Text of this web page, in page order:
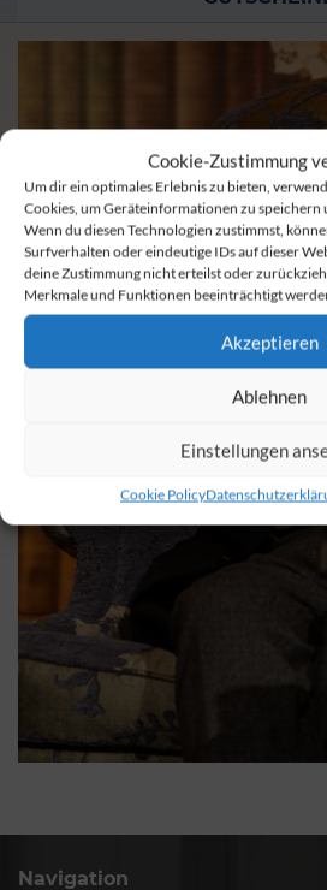
Cookie-Zustimmung
Um dir ein optimales Erlebnis zu bieten,
Cookies, um Geräteinformationen zu
Wenn du diesen Technologien zustimmst,
Surfverhalten oder eindeutige IDs auf dieser
deine Zustimmung nicht erteilst oder
Merkmale und Funktionen beeinträchtigt
Akzeptieren
Ablehnen
Einstellungen
Cookie Policy
Navigation